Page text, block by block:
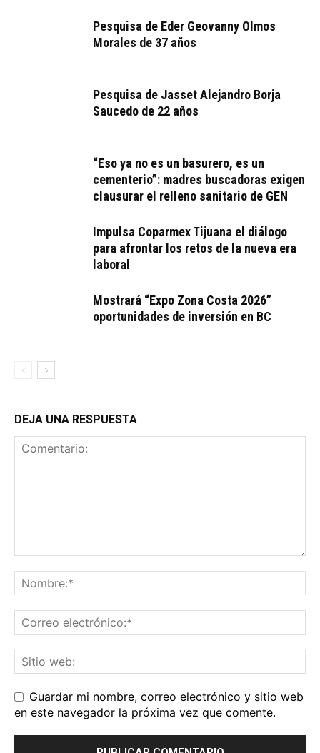
Pesquisa de Eder Geovanny Olmos
Morales de 37 años
Pesquisa de Jasset Alejandro Borja
Saucedo de 22 años
“Eso ya no es un basurero, es un
cementerio”: madres buscadoras exigen
clausurar el relleno sanitario de GEN
Impulsa Coparmex Tijuana el diálogo
para afrontar los retos de la nueva era
laboral
Mostrará “Expo Zona Costa 2026”
oportunidades de inversión en BC
DEJA UNA RESPUESTA
Guardar mi nombre, correo electrónico y sitio web
en este navegador la próxima vez que comente.